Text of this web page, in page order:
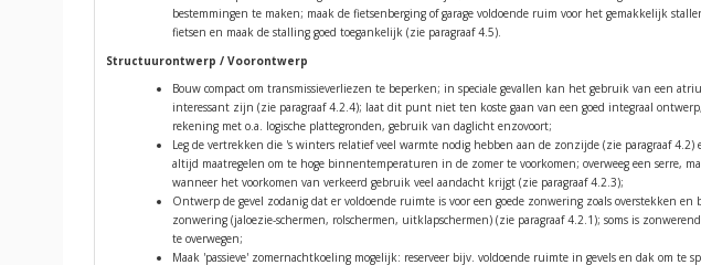
bestemmingen te maken; maak de fietsenberging of garage voldoende ruim voor het gemakkelijk
fietsen en maak de stalling goed toegankelijk (zie paragraaf 4.5).
Structuurontwerp / Voorontwerp
Bouw compact om transmissieverliezen te beperken; in speciale gevallen kan het gebruik van een
interessant zijn (zie paragraaf 4.2.4); laat dit punt niet ten koste gaan van een goed integraal
rekening met o.a. logische plattegronden, gebruik van daglicht enzovoort;
Leg de vertrekken die 's winters relatief veel warmte nodig hebben aan de zonzijde (zie paragraaf 4.2)
altijd maatregelen om te hoge binnentemperaturen in de zomer te voorkomen; overweeg een serre,
wanneer het voorkomen van verkeerd gebruik veel aandacht krijgt (zie paragraaf 4.2.3);
Ontwerp de gevel zodanig dat er voldoende ruimte is voor een goede zonwering zoals overstekken en
zonwering (jaloezie-schermen, rolschermen, uitklapschermen) (zie paragraaf 4.2.1); soms is
te overwegen;
Maak 'passieve' zomernachtkoeling mogelijk: reserveer bijv. voldoende ruimte in gevels en dak om te